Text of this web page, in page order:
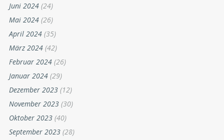
Juni 2024 (24)
Mai 2024 (26)
April 2024 (35)
März 2024 (42)
Februar 2024 (26)
Januar 2024 (29)
Dezember 2023 (12)
November 2023 (30)
Oktober 2023 (40)
September 2023 (28)